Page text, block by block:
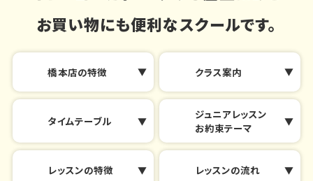
お買い物にも便利なスクールです。
橋本店の特徴 クラス案内
タイムテーブル
ジュニアレッスン
お約束テーマ
レッスンの特徴 レッスンの流れ